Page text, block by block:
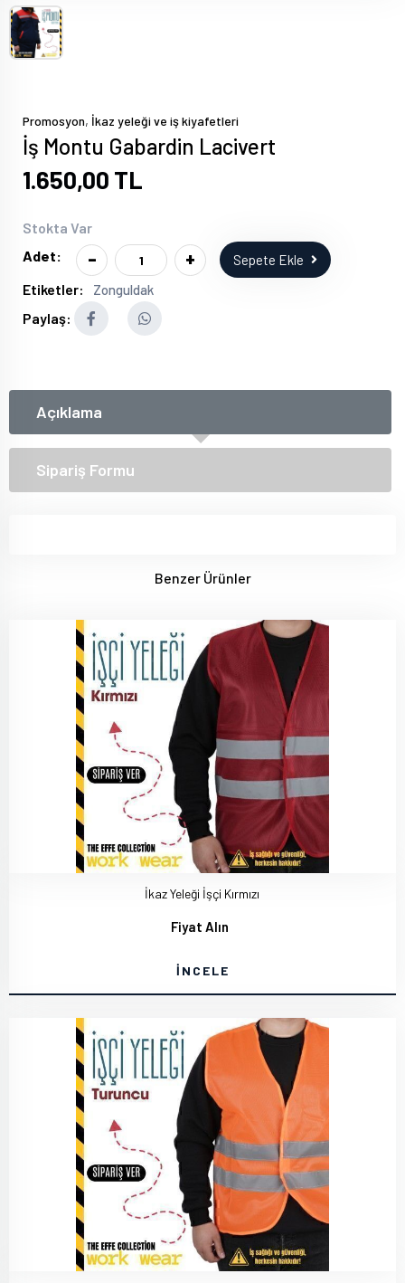
Promosyon, İkaz yeleği ve iş kiyafetleri
İş Montu Gabardin Lacivert
1.650,00 TL
Stokta Var
Adet:
- + Sepete Ekle
Etiketler: Zonguldak
Paylaş:
Açıklama
Sipariş Formu
Benzer Ürünler
İkaz Yeleği İşçi Kırmızı
Fiyat Alın
İNCELE